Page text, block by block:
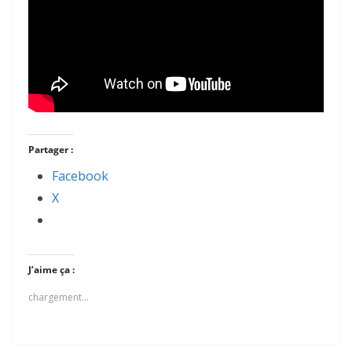
Partager :
Facebook
X
J’aime ça :
chargement…